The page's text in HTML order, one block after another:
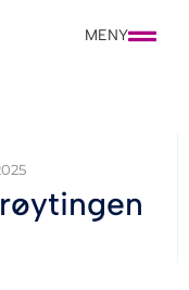
MENY